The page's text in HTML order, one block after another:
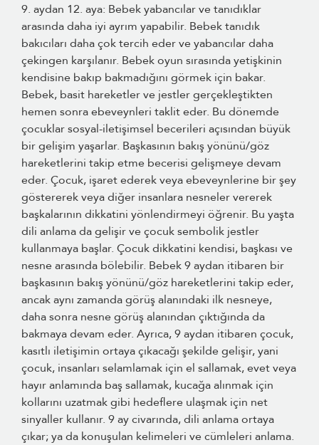
9. aydan 12. aya: Bebek yabancılar ve tanıdıklar
arasında daha iyi ayrım yapabilir. Bebek tanıdık
bakıcıları daha çok tercih eder ve yabancılar daha
çekingen karşılanır. Bebek oyun sırasında yetişkinin
kendisine bakıp bakmadığını görmek için bakar.
Bebek, basit hareketler ve jestler gerçekleştikten
hemen sonra ebeveynleri taklit eder. Bu dönemde
çocuklar sosyal-iletişimsel becerileri açısından büyük
bir gelişim yaşarlar. Başkasının bakış yönünü/göz
hareketlerini takip etme becerisi gelişmeye devam
eder. Çocuk, işaret ederek veya ebeveynlerine bir şey
göstererek veya diğer insanlara nesneler vererek
başkalarının dikkatini yönlendirmeyi öğrenir. Bu yaşta
dili anlama da gelişir ve çocuk sembolik jestler
kullanmaya başlar. Çocuk dikkatini kendisi, başkası ve
nesne arasında bölebilir. Bebek 9 aydan itibaren bir
başkasının bakış yönünü/göz hareketlerini takip eder,
ancak aynı zamanda görüş alanındaki ilk nesneye,
daha sonra nesne görüş alanından çıktığında da
bakmaya devam eder. Ayrıca, 9 aydan itibaren çocuk,
kasıtlı iletişimin ortaya çıkacağı şekilde gelişir, yani
çocuk, insanları selamlamak için el sallamak, evet veya
hayır anlamında baş sallamak, kucağa alınmak için
kollarını uzatmak gibi hedeflere ulaşmak için net
sinyaller kullanır. 9 ay civarında, dili anlama ortaya
çıkar; ya da konuşulan kelimeleri ve cümleleri anlama.